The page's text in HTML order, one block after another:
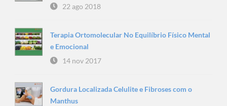
22 ago 2018
Terapia Ortomolecular No Equilíbrio Físico Mental
e Emocional
14 nov 2017
Gordura Localizada Celulite e Fibroses com o
Manthus